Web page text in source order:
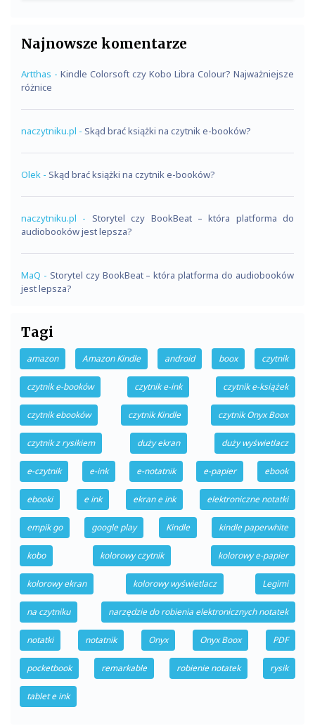
Najnowsze komentarze
Artthas - Kindle Colorsoft czy Kobo Libra Colour? Najważniejsze
różnice
naczytniku.pl - Skąd brać książki na czytnik e-booków?
Olek - Skąd brać książki na czytnik e-booków?
naczytniku.pl - Storytel czy BookBeat – która platforma do
audiobooków jest lepsza?
MaQ - Storytel czy BookBeat – która platforma do audiobooków
jest lepsza?
Tagi
amazon Amazon Kindle android boox czytnik
czytnik e-booków czytnik e-ink czytnik e-książek
czytnik ebooków czytnik Kindle czytnik Onyx Boox
czytnik z rysikiem duży ekran duży wyświetlacz
e-czytnik e-ink e-notatnik e-papier ebook
ebooki e ink ekran e ink elektroniczne notatki
empik go google play Kindle kindle paperwhite
kobo kolorowy czytnik kolorowy e-papier
kolorowy ekran kolorowy wyświetlacz Legimi
na czytniku narzędzie do robienia elektronicznych notatek
notatki notatnik Onyx Onyx Boox PDF
pocketbook remarkable robienie notatek rysik
tablet e ink